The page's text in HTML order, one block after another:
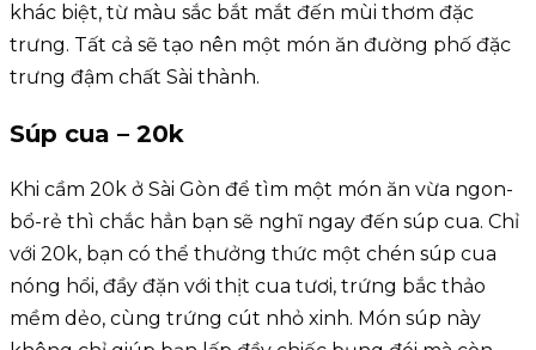
khác biệt, từ màu sắc bắt mắt đến mùi thơm đặc
trưng. Tất cả sẽ tạo nên một món ăn đường phố đặc
trưng đậm chất Sài thành.
Súp cua – 20k
Khi cầm 20k ở Sài Gòn để tìm một món ăn vừa ngon-
bổ-rẻ thì chắc hẳn bạn sẽ nghĩ ngay đến súp cua. Chỉ
với 20k, bạn có thể thưởng thức một chén súp cua
nóng hổi, đầy đặn với thịt cua tươi, trứng bắc thảo
mềm dẻo, cùng trứng cút nhỏ xinh. Món súp này